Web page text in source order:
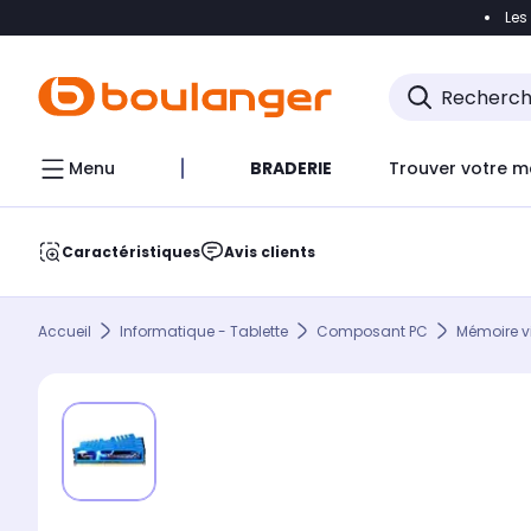
Accéder
Menu BRADERIE Trouver votre
Caractéristiques Avis clients
Accueil Informatique - Tablette Composant PC Mémoire